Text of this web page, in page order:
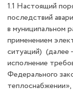
1.1 Настоящий
последствий
в муниципальном
применением
ситуаций) (далее
исполнение
Федерального